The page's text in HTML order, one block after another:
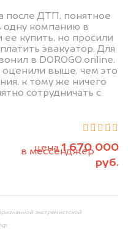
после ДТП, понятное
одну компанию в
купить, но просили
эвакуатор. Для
в DOROGO.online.
выше, чем это
к тому же ничего
сотрудничать с
цена1 670 000
руб.
в мессенджер
экстремистской